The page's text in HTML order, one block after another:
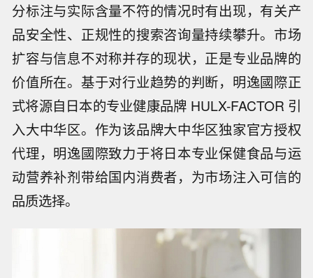
分标注与实际含量不符的情况时有出现，有关产
品安全性、正规性的搜索咨询量持续攀升。市场
扩容与信息不对称并存的现状，正是专业品牌的
价值所在。基于对行业趋势的判断，明逸國際正
式将源自日本的专业健康品牌 HULX-FACTOR 引
入大中华区。作为该品牌大中华区独家官方授权
代理，明逸國際致力于将日本专业保健食品与运
动营养补剂带给国内消费者，为市场注入可信的
品质选择。